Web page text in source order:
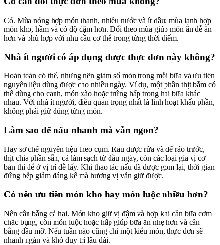
Có. Mùa nóng hợp món thanh, nhiều nước và ít dầu; mùa lạnh hợp
món kho, hầm và có độ đậm hơn. Đổi theo mùa giúp món ăn dễ ăn
hơn và phù hợp với nhu cầu cơ thể trong từng thời điểm.
Nhà ít người có áp dụng được thực đơn này không?
Hoàn toàn có thể, nhưng nên giảm số món trong mỗi bữa và ưu tiên
nguyên liệu dùng được cho nhiều ngày. Ví dụ, một phần thịt bằm có
thể dùng cho canh, món xào hoặc trứng hấp trong hai bữa khác
nhau. Với nhà ít người, điều quan trọng nhất là linh hoạt khẩu phần,
không phải giữ đúng từng món.
Làm sao để nấu nhanh mà vẫn ngon?
Hãy sơ chế nguyên liệu theo cụm. Rau được rửa và để ráo trước,
thịt chia phần sẵn, cá làm sạch từ đầu ngày, còn các loại gia vị cơ
bản thì để ở vị trí dễ lấy. Khi thao tác nấu đã được gom lại, thời gian
đứng bếp giảm đáng kể mà hương vị vẫn giữ được.
Có nên ưu tiên món kho hay món luộc nhiều hơn?
Nên cân bằng cả hai. Món kho giữ vị đậm và hợp khi cần bữa cơm
chắc bụng, còn món luộc hoặc hấp giúp bữa ăn nhẹ hơn và cân
bằng dầu mỡ. Nếu tuần nào cũng chỉ một kiểu món, thực đơn sẽ
nhanh ngán và khó duy trì lâu dài.